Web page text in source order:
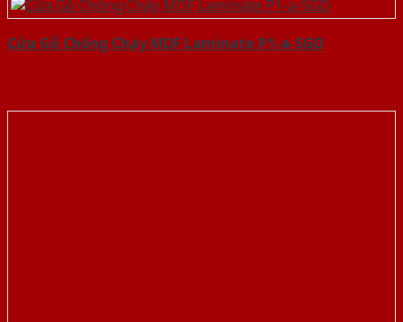
Cửa Gỗ Chống Cháy MDF Laminate P1-a-SGD